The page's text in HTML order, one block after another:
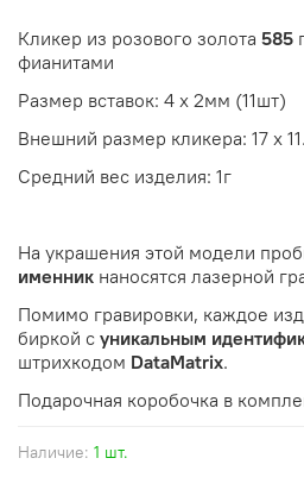
Наличие: 1 шт.
Кликер из розового золота 585
фианитами
Размер вставок: 4 х 2мм (11шт)
Внешний размер кликера: 17 х
Средний вес изделия: 1г
На украшения этой модели
именник наносятся лазерной
Помимо гравировки, каждое
биркой с уникальным
штрихкодом DataMatrix.
Подарочная коробочка в